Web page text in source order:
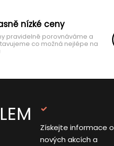
nízké ceny
pravidelně porovnáváme a
co možná nejlépe na
Získejte informace o
nových akcích a